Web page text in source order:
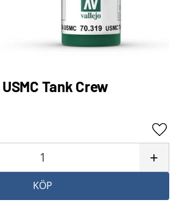
Tank Crew
+
KÖP